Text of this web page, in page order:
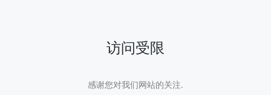
访问受限
感谢您对我们网站的关注.